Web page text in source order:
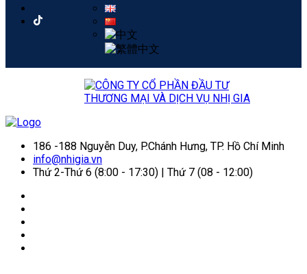
186 -188 Nguyễn Duy, P.Chánh Hưng, TP. Hồ Chí Minh
info@nhigia.vn
Thứ 2-Thứ 6 (8:00 - 17:30) | Thứ 7 (08 - 12:00)